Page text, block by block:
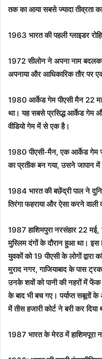
तक का आया सबसे ज्यादा तीव्रता
1963 भारत की पहली ग्लाइडर
1972 सीलोन ने अपना नाम
अपनाया और आधिकारिक तौर पर
1980 आर्केड गेम पीएसी मैन 22 मई,
था। यह सबसे प्रसिद्ध आर्केड गेम
वीडियो गेम में से एक है।
1980 पीएसी-मैन, एक आर्केड गेम
का प्रतीक बन गया, उसने जापान
1984 भारत कीबछेंद्री पालने
तिरंगा फहरायाऔर ऐसा करने वाली
1987 हाशिमपुरा नरसंहार 22
मुस्लिम दंगों के दौरान हुआ था। इस
युवकों को 19 पीएसी के लोगों द्वारा
मुराद नगर, गाजियाबाद के पास
उनके शवों को पानी की नहरों में फेंक
के बाद भी बच गए। पर्याप्त सबूतों
में तीस हजारी कोर्ट ने बरी कर
1987 भारत के मेरठ में हाशिमपूरा